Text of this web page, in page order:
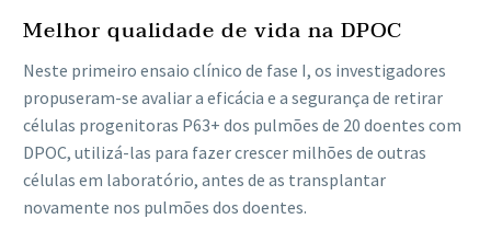
Melhor qualidade de vida na DPOC
Neste primeiro ensaio clínico de fase I, os investigadores
propuseram-se avaliar a eficácia e a segurança de retirar
células progenitoras P63+ dos pulmões de 20 doentes com
DPOC, utilizá-las para fazer crescer milhões de outras
células em laboratório, antes de as transplantar
novamente nos pulmões dos doentes.